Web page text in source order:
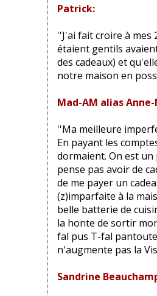
Patrick:
''J'ai fait croire à mes
étaient gentils
des cadeaux) et
notre maison en
Mad-AM alias
''Ma meilleure
En payant les
dormaient. On est un
pense pas avoir de
de me payer un
(z)imparfaite à la
belle batterie de
la honte de sortir
fal pus T-fal
n'augmente pas la
Sandrine